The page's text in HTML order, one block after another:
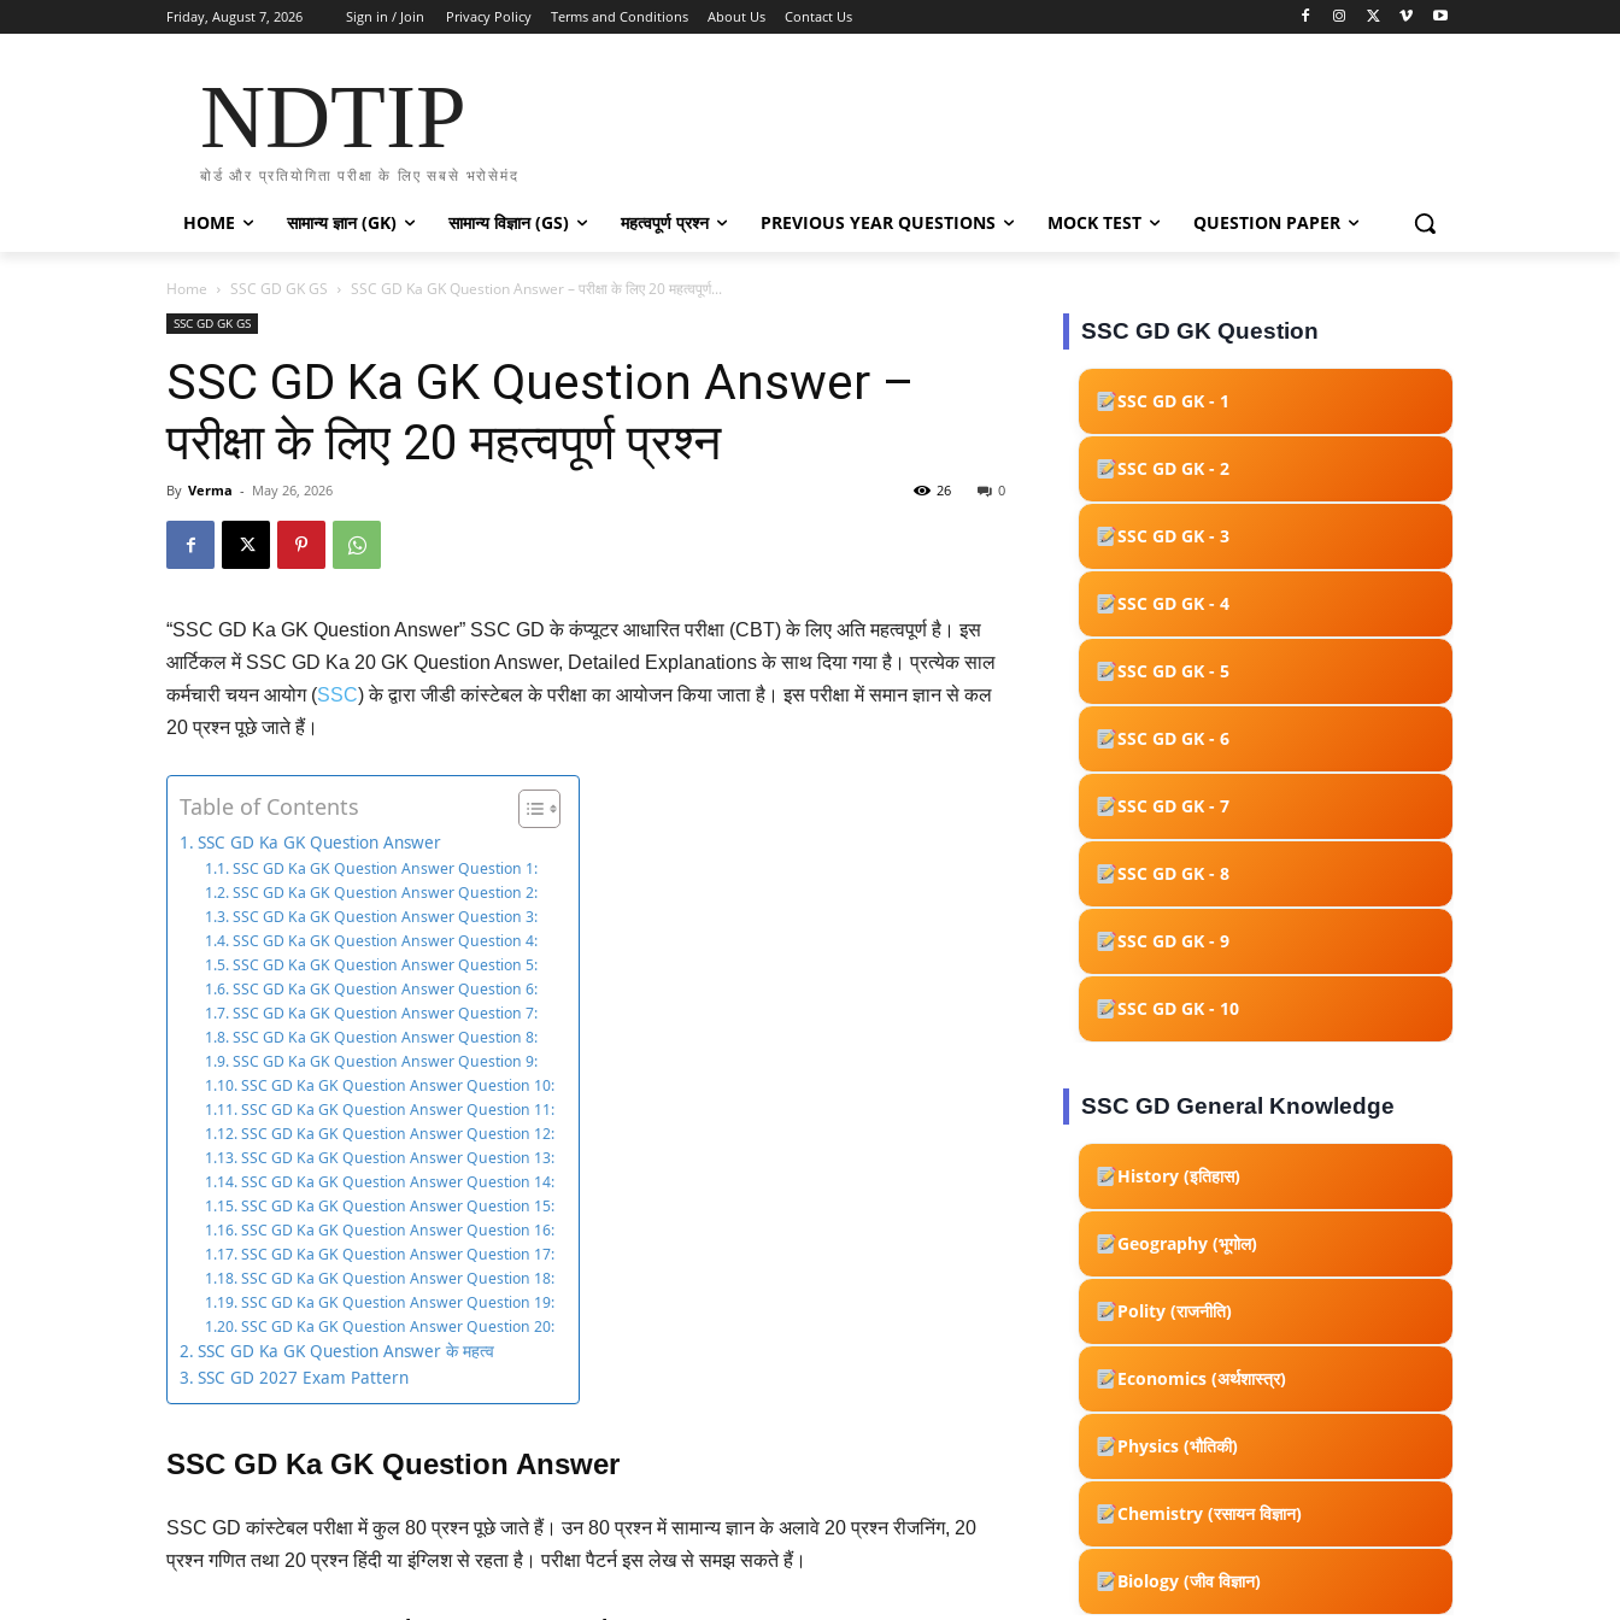
Friday, August 7, 2026 Sign in / Join Privacy Policy Terms and Conditions About Us Contact Us
NDTIP
बोर्ड और प्रतियोगिता परीक्षा के लिए सबसे भरोसेमंद
HOME सामान्य ज्ञान (GK) सामान्य विज्ञान (GS) महत्वपूर्ण प्रश्न PREVIOUS YEAR QUESTION​S MOCK TEST QUESTION PAPER
Home SSC GD GK GS SSC GD Ka GK Question Answer – परीक्षा के लिए 20 महत्वपूर्ण...
SSC GD GK GS
SSC GD Ka GK Question Answer –
परीक्षा के लिए 20 महत्वपूर्ण प्रश्न
By Verma - May 26, 2026 0
26
“SSC GD Ka GK Question Answer” SSC GD के कंप्यूटर आधारित परीक्षा (CBT) के लिए अति महत्वपूर्ण है। इस
आर्टिकल में SSC GD Ka 20 GK Question Answer, Detailed Explanations के साथ दिया गया है। प्रत्येक साल
कर्मचारी चयन आयोग (SSC) के द्वारा जीडी कांस्टेबल के परीक्षा का आयोजन किया जाता है। इस परीक्षा में समान ज्ञान से कल
20 प्रश्न पूछे जाते हैं।
Table of Contents
SSC GD Ka GK Question Answer
SSC GD Ka GK Question Answer Question 1:
SSC GD Ka GK Question Answer Question 2:
SSC GD Ka GK Question Answer Question 3:
SSC GD Ka GK Question Answer Question 4:
SSC GD Ka GK Question Answer Question 5:
SSC GD Ka GK Question Answer Question 6:
SSC GD Ka GK Question Answer Question 7:
SSC GD Ka GK Question Answer Question 8:
SSC GD Ka GK Question Answer Question 9:
SSC GD Ka GK Question Answer Question 10:
SSC GD Ka GK Question Answer Question 11:
SSC GD Ka GK Question Answer Question 12:
SSC GD Ka GK Question Answer Question 13:
SSC GD Ka GK Question Answer Question 14:
SSC GD Ka GK Question Answer Question 15:
SSC GD Ka GK Question Answer Question 16:
SSC GD Ka GK Question Answer Question 17:
SSC GD Ka GK Question Answer Question 18:
SSC GD Ka GK Question Answer Question 19:
SSC GD Ka GK Question Answer Question 20:
SSC GD Ka GK Question Answer के महत्व
SSC GD 2027 Exam Pattern
SSC GD Ka GK Question Answer
SSC GD कांस्टेबल परीक्षा में कुल 80 प्रश्न पूछे जाते हैं। उन 80 प्रश्न में सामान्य ज्ञान के अलावे 20 प्रश्न रीजनिंग, 20
प्रश्न गणित तथा 20 प्रश्न हिंदी या इंग्लिश से रहता है। परीक्षा पैटर्न इस लेख से समझ सकते हैं।
SSC GD GK Question​
SSC GD GK - 1
SSC GD GK - 2
SSC GD GK - 3
SSC GD GK - 4
SSC GD GK - 5
SSC GD GK - 6
SSC GD GK - 7
SSC GD GK - 8
SSC GD GK - 9
SSC GD GK - 10
SSC GD General Knowledge
History (इतिहास)
Geography (भूगोल)
Polity (राजनीति)
Economics (अर्थशास्त्र)
Physics (भौतिकी)
Chemistry (रसायन विज्ञान)
Biology (जीव विज्ञान)